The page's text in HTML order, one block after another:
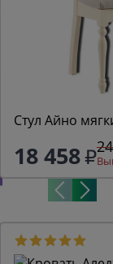
Стул Айно
18 458